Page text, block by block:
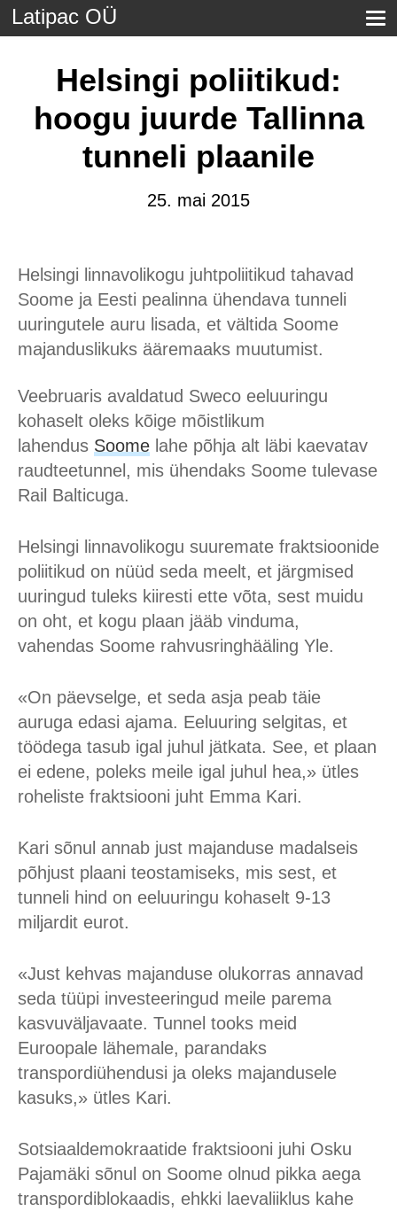
Latipac OÜ
Helsingi poliitikud:
hoogu juurde Tallinna
tunneli plaanile
25. mai 2015
Helsingi linnavolikogu juhtpoliitikud tahavad
Soome ja Eesti pealinna ühendava tunneli
uuringutele auru lisada, et vältida Soome
majanduslikuks ääremaaks muutumist.
Veebruaris avaldatud Sweco eeluuringu
kohaselt oleks kõige mõistlikum
lahendus Soome lahe põhja alt läbi kaevatav
raudteetunnel, mis ühendaks Soome tulevase
Rail Balticuga.
Helsingi linnavolikogu suuremate fraktsioonide
poliitikud on nüüd seda meelt, et järgmised
uuringud tuleks kiiresti ette võta, sest muidu
on oht, et kogu plaan jääb vinduma,
vahendas Soome rahvusringhääling Yle.
«On päevselge, et seda asja peab täie
auruga edasi ajama. Eeluuring selgitas, et
töödega tasub igal juhul jätkata. See, et plaan
ei edene, poleks meile igal juhul hea,» ütles
roheliste fraktsiooni juht Emma Kari.
Kari sõnul annab just majanduse madalseis
põhjust plaani teostamiseks, mis sest, et
tunneli hind on eeluuringu kohaselt 9-13
miljardit eurot.
«Just kehvas majanduse olukorras annavad
seda tüüpi investeeringud meile parema
kasvuväljavaate. Tunnel tooks meid
Euroopale lähemale, parandaks
transpordiühendusi ja oleks majandusele
kasuks,» ütles Kari.
Sotsiaaldemokraatide fraktsiooni juhi Osku
Pajamäki sõnul on Soome olnud pikka aega
transpordiblokaadis, ehkki laevaliiklus kahe